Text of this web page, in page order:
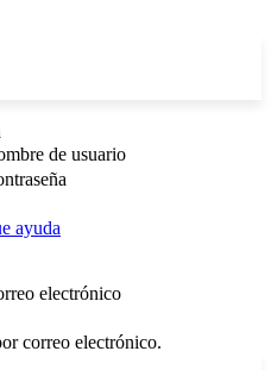
de usuario
ayuda
electrónico
correo electrónico.